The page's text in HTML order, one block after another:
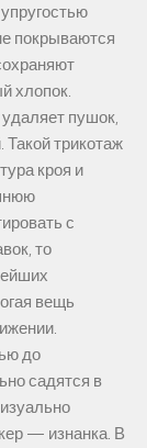
покрываются
хлопок.
пушок,
Такой трикотаж
кроя и
с
то
вещь
до
садятся в
— изнанка. В